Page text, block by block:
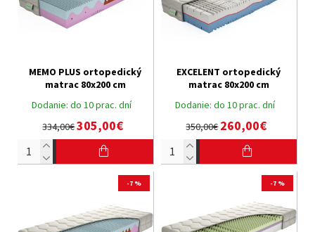
Dodanie: do 10 prac. dní
MEMO PLUS ortopedický
matrac 80x200 cm
334,00€305,00€
Dodanie: do 10 prac. dní
EXCELENT ortopedický
matrac 80x200 cm
350,00€260,00€
-7 % -7 %